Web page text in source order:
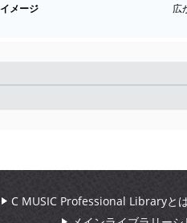
イメージ 広
C MUSIC Professional Libraryと